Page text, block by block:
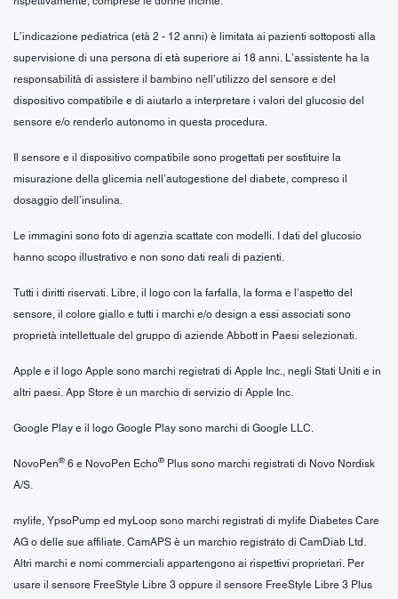
L’indicazione pediatrica (età 2 - 12 anni) è limitata ai pazienti sottoposti alla
supervisione di una persona di età superiore ai 18 anni. L’assistente ha la
responsabilità di assistere il bambino nell’utilizzo del sensore e del
dispositivo compatibile e di aiutarlo a interpretare i valori del glucosio del
sensore e/o renderlo autonomo in questa procedura.
Il sensore e il dispositivo compatibile sono progettati per sostituire la
misurazione della glicemia nell’autogestione del diabete, compreso il
dosaggio dell’insulina.
Le immagini sono foto di agenzia scattate con modelli. I dati del glucosio
hanno scopo illustrativo e non sono dati reali di pazienti.
Tutti i diritti riservati. Libre, il logo con la farfalla, la forma e l’aspetto del
sensore, il colore giallo e tutti i marchi e/o design a essi associati sono
proprietà intellettuale del gruppo di aziende Abbott in Paesi selezionati.
Apple e il logo Apple sono marchi registrati di Apple Inc., negli Stati Uniti e in
altri paesi. App Store è un marchio di servizio di Apple Inc.
Google Play e il logo Google Play sono marchi di Google LLC.
NovoPen® 6 e NovoPen Echo® Plus sono marchi registrati di Novo Nordisk
A/S.
mylife, YpsoPump ed myLoop sono marchi registrati di mylife Diabetes Care
AG o delle sue affiliate. CamAPS è un marchio registrato di CamDiab Ltd.
Altri marchi e nomi commerciali appartengono ai rispettivi proprietari. Per
usare il sensore FreeStyle Libre 3 oppure il sensore FreeStyle Libre 3 Plus